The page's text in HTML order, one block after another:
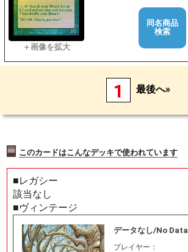
同名商品
検索
1 最後へ»
このカードはこんなデッキで使われています
■レガシー
該当なし
■ヴィンテージ
データなし/No Data
プレイヤー：